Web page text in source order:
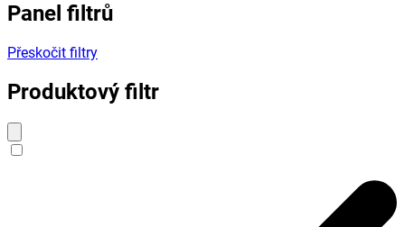
Panel filtrů
Přeskočit filtry
Produktový filtr